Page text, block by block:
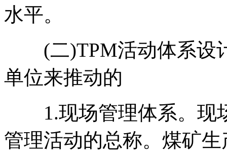
水平。
(二)TPM活动体系设
单位来推动的
1.现场管理体系。现
管理活动的总称。煤矿